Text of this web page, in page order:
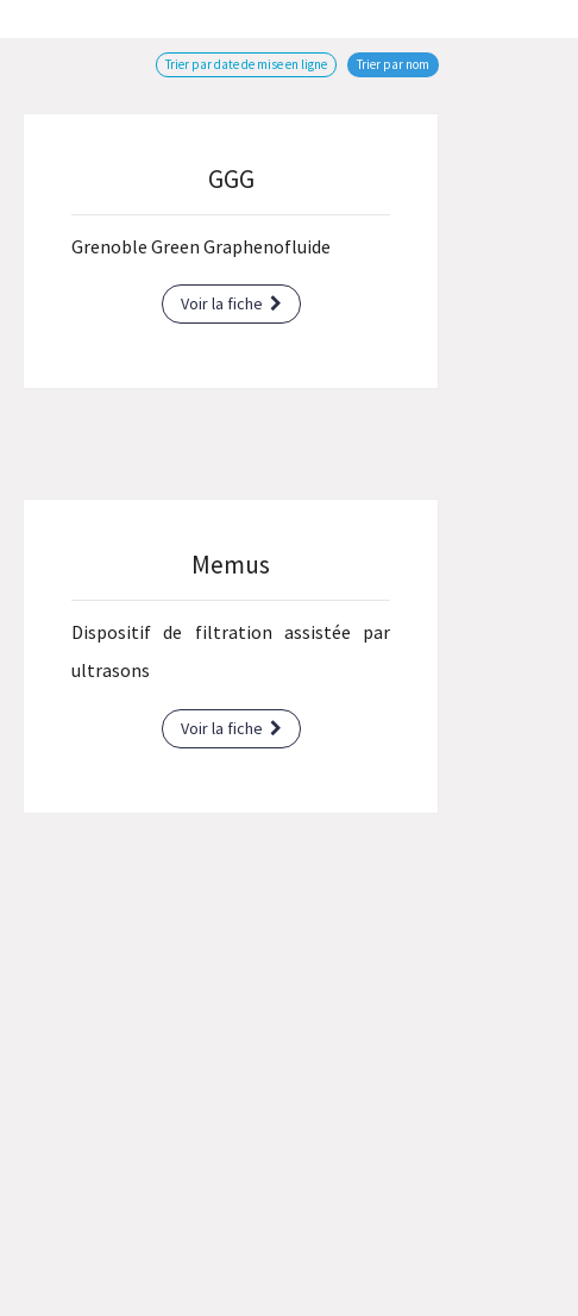
Trier par date de mise en ligne Trier par nom
GGG
Grenoble Green Graphenofluide
Voir la fiche
Memus
Dispositif de filtration assistée par
ultrasons
Voir la fiche